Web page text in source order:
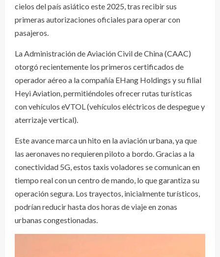
cielos del país asiático este 2025, tras recibir sus
primeras autorizaciones oficiales para operar con
pasajeros.
La Administración de Aviación Civil de China (CAAC)
otorgó recientemente los primeros certificados de
operador aéreo a la compañía EHang Holdings y su filial
Heyi Aviation, permitiéndoles ofrecer rutas turísticas
con vehículos eVTOL (vehículos eléctricos de despegue y
aterrizaje vertical).
Este avance marca un hito en la aviación urbana, ya que
las aeronaves no requieren piloto a bordo. Gracias a la
conectividad 5G, estos taxis voladores se comunican en
tiempo real con un centro de mando, lo que garantiza su
operación segura. Los trayectos, inicialmente turísticos,
podrían reducir hasta dos horas de viaje en zonas
urbanas congestionadas.